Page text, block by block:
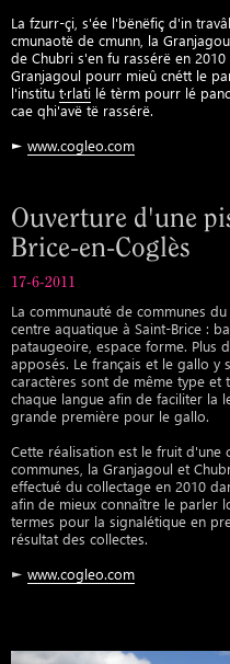
La fzurr-çi, s'ée l'bënëfiç d'in
cmunaotë de cmunn, la
de Chubri s'en fu rassérë en
Granjagoul pourr mieû cnétt le
l'institu t·rlati lé tèrm pourr lé
cae qhi'avë të rassérë.
► www.cogleo.com
Ouverture d'une
Brice-en-Coglès
17-6-2011
La communauté de communes
centre aquatique à Saint-Brice :
pataugeoire, espace forme. Plus
apposés. Le français et le gallo y
caractères sont de même type et
chaque langue afin de faciliter la
grande première pour le gallo.
Cette réalisation est le fruit
communes, la Granjagoul et
effectué du collectage en 2010
afin de mieux connaître le parler
termes pour la signalétique en
résultat des collectes.
► www.cogleo.com